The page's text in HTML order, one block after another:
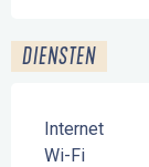
DIENSTEN
Internet
Wi-Fi